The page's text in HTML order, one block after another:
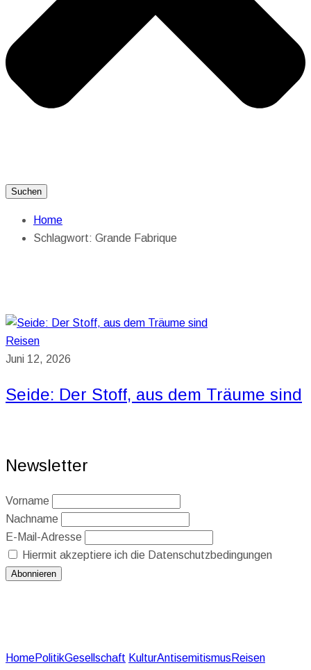
Suchen
Home
Schlagwort: Grande Fabrique
Reisen
Juni 12, 2026
Seide: Der Stoff, aus dem Träume sind
Newsletter
Vorname
Nachname
E-Mail-Adresse
Hiermit akzeptiere ich die Datenschutzbedingungen
HomePolitikGesellschaft KulturAntisemitismus Reisen